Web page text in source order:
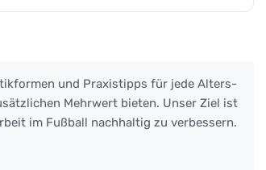
und Praxistipps für jede Alters-
Mehrwert bieten. Unser Ziel ist
im Fußball nachhaltig zu verbessern.